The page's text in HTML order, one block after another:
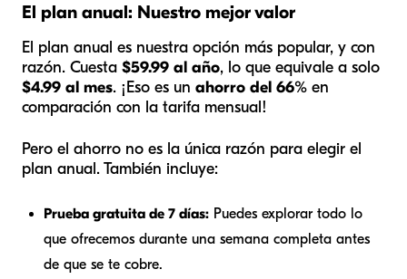
El plan anual: Nuestro mejor valor
El plan anual es nuestra opción más popular, y con
razón. Cuesta $59.99 al año, lo que equivale a solo
$4.99 al mes. ¡Eso es un ahorro del 66% en
comparación con la tarifa mensual!
Pero el ahorro no es la única razón para elegir el
plan anual. También incluye:
Prueba gratuita de 7 días: Puedes explorar todo lo
que ofrecemos durante una semana completa antes
de que se te cobre.